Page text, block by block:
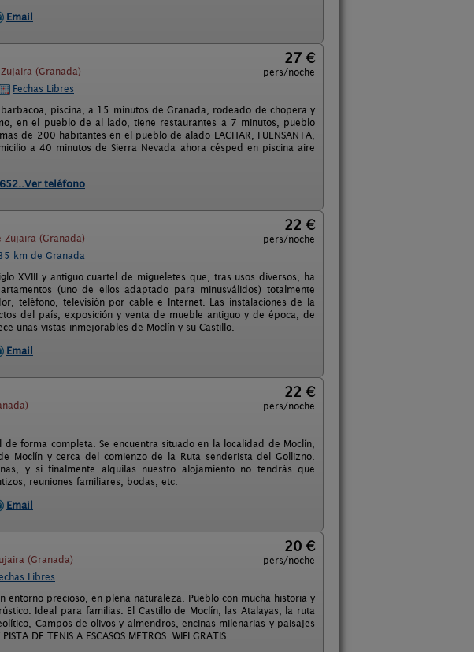
Email
(Granada)
27 €
pers/noche
Fechas Libres
piscina, a 15 minutos de Granada, rodeado de chopera y
en el pueblo de al lado, tiene restaurantes a 7 minutos, pueblo
de 200 habitantes en el pueblo de alado LACHAR, FUENSANTA,
a 40 minutos de Sierra Nevada ahora césped en piscina aire
652..Ver teléfono
Zujaira (Granada)
22 €
pers/noche
km de Granada
XVIII y antiguo cuartel de migueletes que, tras usos diversos, ha
(uno de ellos adaptado para minusválidos) totalmente
teléfono, televisión por cable e Internet. Las instalaciones de la
del país, exposición y venta de mueble antiguo y de época, de
unas vistas inmejorables de Moclín y su Castillo.
Email
22 €
pers/noche
forma completa. Se encuentra situado en la localidad de Moclín,
Moclín y cerca del comienzo de la Ruta senderista del Gollizno.
y si finalmente alquilas nuestro alojamiento no tendrás que
reuniones familiares, bodas, etc.
Email
(Granada)
20 €
pers/noche
Libres
precioso, en plena naturaleza. Pueblo con mucha historia y
Ideal para familias. El Castillo de Moclín, las Atalayas, la ruta
Campos de olivos y almendros, encinas milenarias y paisajes
DE TENIS A ESCASOS METROS. WIFI GRATIS.